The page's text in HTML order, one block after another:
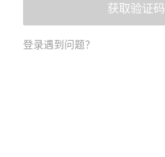
获取验证码
登录遇到问题？